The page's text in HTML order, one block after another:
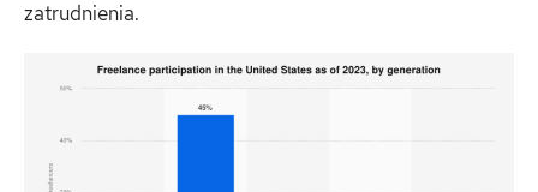
zatrudnienia.